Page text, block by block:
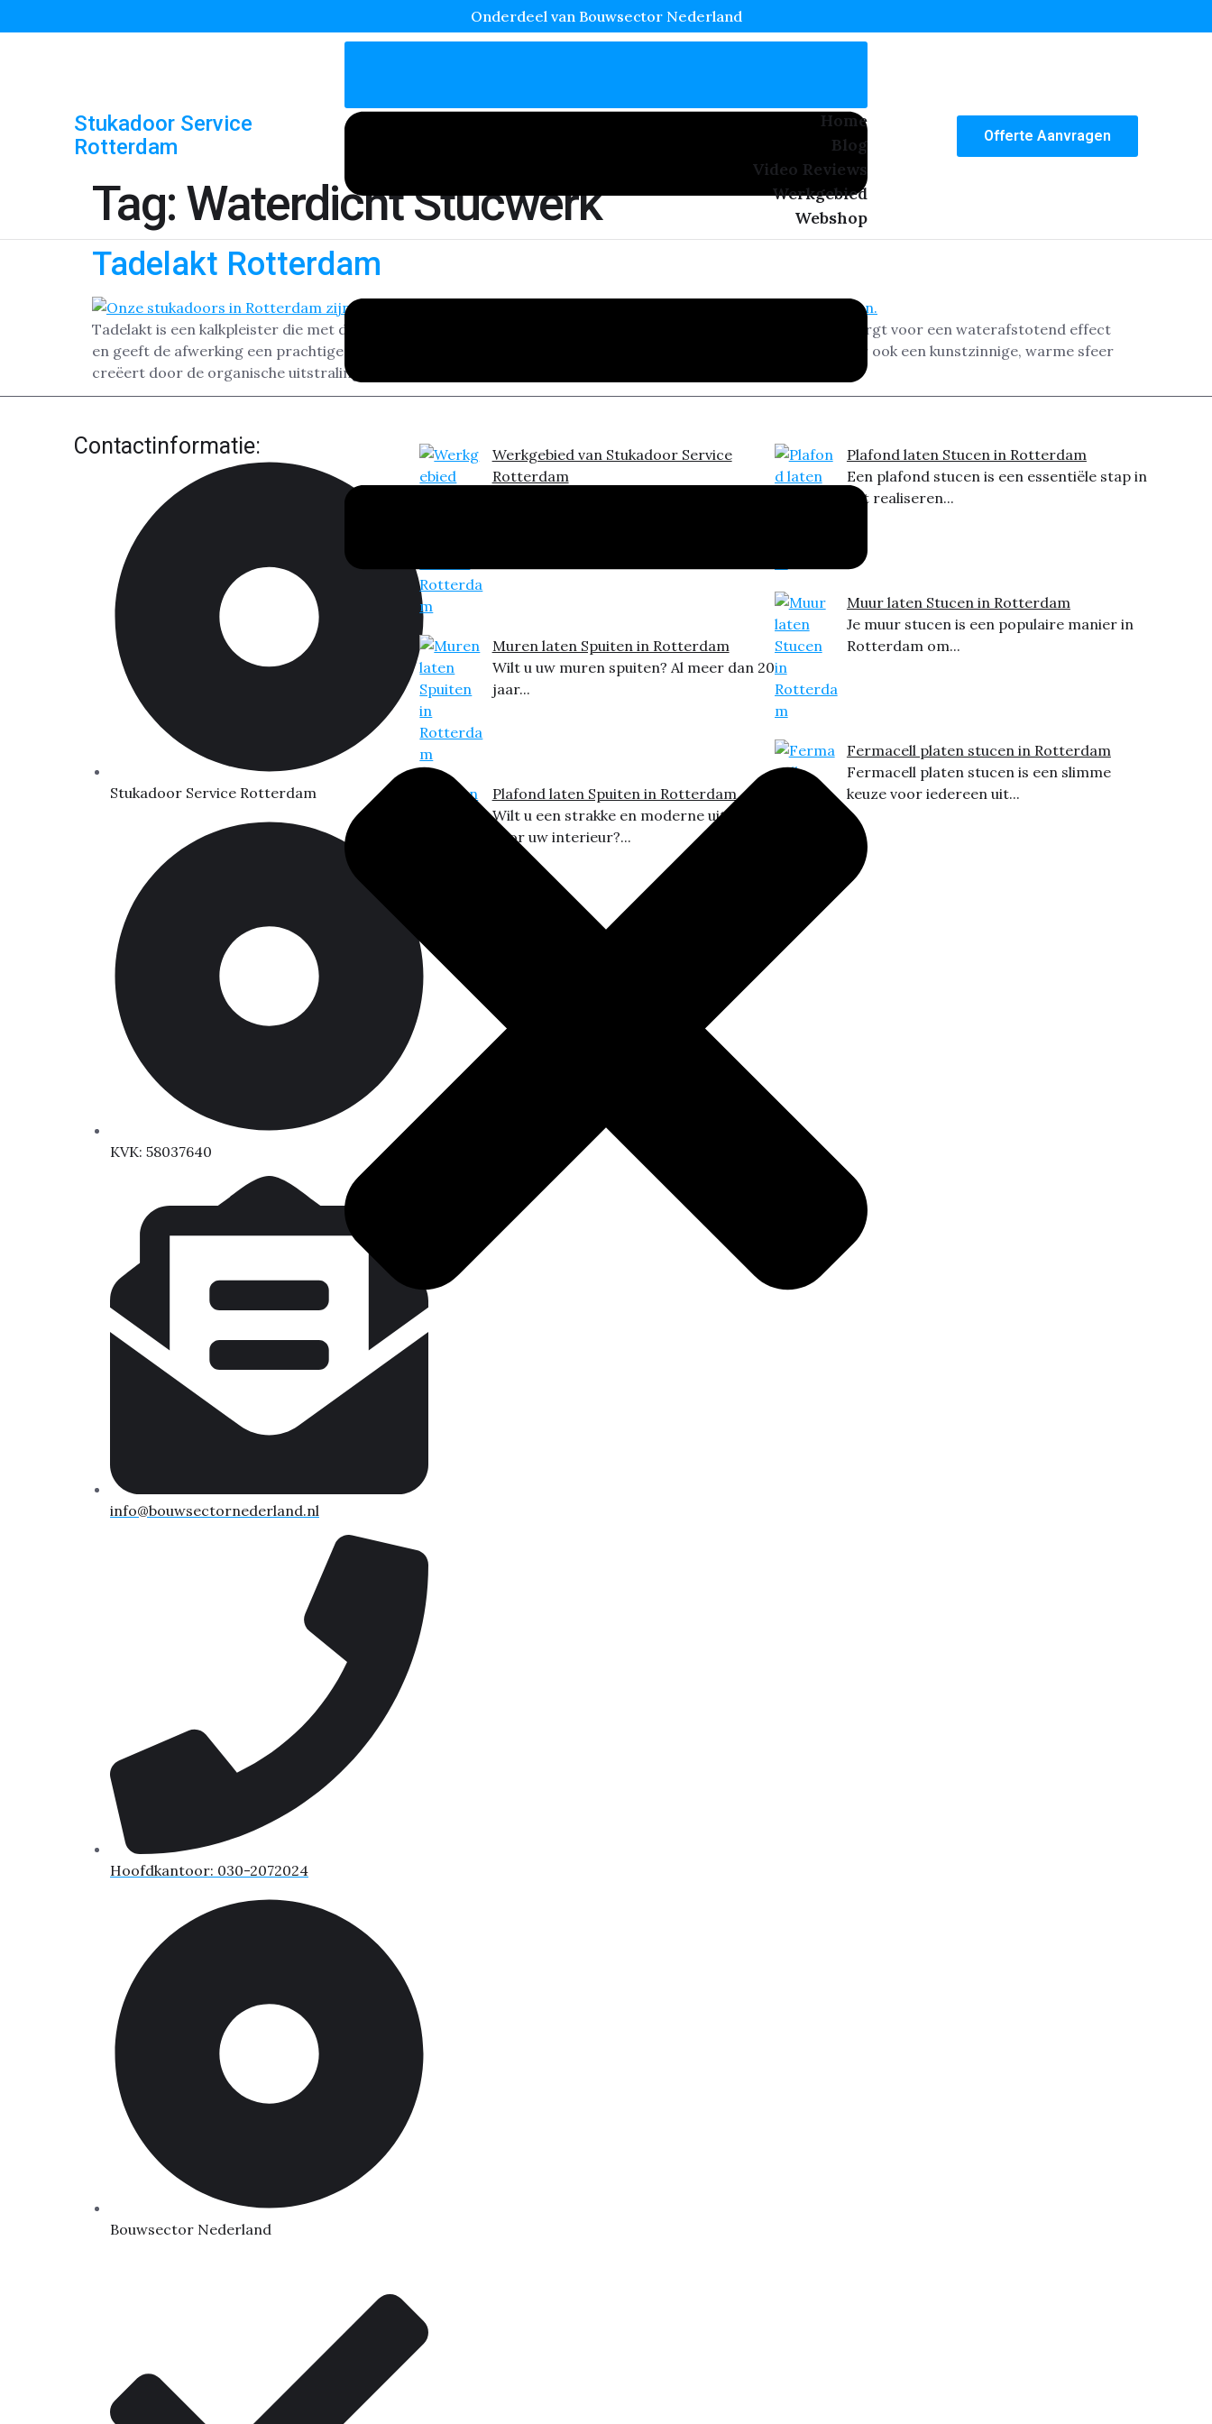
Onderdeel van Bouwsector Nederland
Stukadoor Service
Rotterdam
Home
Blog
Video Reviews
Werkgebied
Webshop
Offerte Aanvragen
Tag: Waterdicht Stucwerk
Tadelakt Rotterdam
Tadelakt is een kalkpleister die met de hand wordt gepolijst met behulp van een speciale olijfzeep. Dit proces zorgt voor een waterafstotend effect
en geeft de afwerking een prachtige glans. Het bijzondere aan tadelakt is dat het niet alleen functioneel is, maar ook een kunstzinnige, warme sfeer
creëert door de organische uitstraling. De techniek wordt […]
Contactinformatie:
Stukadoor Service Rotterdam
KVK: 58037640
info@bouwsectornederland.nl
Hoofdkantoor: 030-2072024
Bouwsector Nederland
Werkgebied van Stukadoor Service
Rotterdam
Muren laten Spuiten in Rotterdam
Wilt u uw muren spuiten? Al meer dan 20
jaar...
Plafond laten Spuiten in Rotterdam
Wilt u een strakke en moderne uitstraling
voor uw interieur?...
Plafond laten Stucen in Rotterdam
Een plafond stucen is een essentiële stap in
het realiseren...
Muur laten Stucen in Rotterdam
Je muur stucen is een populaire manier in
Rotterdam om...
Fermacell platen stucen in Rotterdam
Fermacell platen stucen is een slimme
keuze voor iedereen uit...